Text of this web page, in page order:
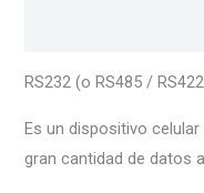
RS232 (o RS485 /
Es un dispositivo
gran cantidad de datos